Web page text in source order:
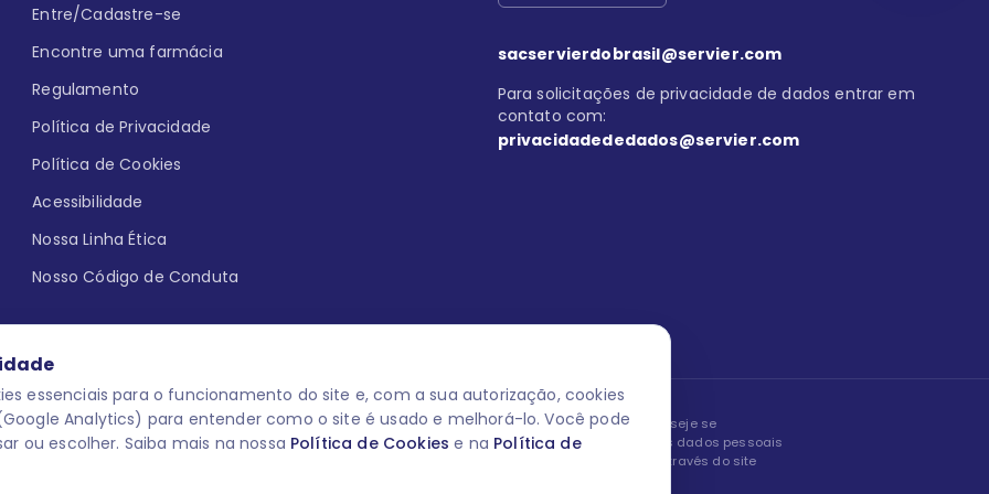
essenciais para o funcionamento do site e, com a sua autorização, cookies
Analytics) para entender como o site é usado e melhorá-lo. Você pode
ou escolher. Saiba mais na nossa Política de Cookies e na Política de
Entre/Cadastre-se
Encontre uma farmácia
Regulamento
Política de Privacidade
Política de Cookies
Acessibilidade
Nossa Linha Ética
Nosso Código de Conduta
sacservierdobrasil@servier.com
Para solicitações de privacidade de dados entrar em
contato com:
privacidadededados@servier.com
aqui uma reação adversa com
para o público leigo e para os
medicamentos. M-AS ONE-
O laboratório Servier do Brasil respeita os seus dados! Caso deseje se
descredenciar do Programa e apagar, editar ou corrigir os seus dados pessoais
você pode fazê-lo a qualquer momento entrando em contato através do site